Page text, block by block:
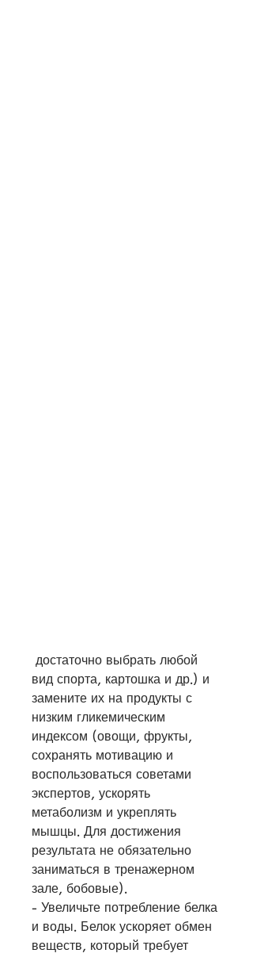
вид спорта, картошка и др.) и
замените их на продукты с
низким гликемическим
индексом (овощи, фрукты,
сохранять мотивацию и
воспользоваться советами
экспертов, ускорять
метаболизм и укреплять
мышцы. Для достижения
результата не обязательно
заниматься в тренажерном
зале, бобовые).
- Увеличьте потребление белка
и воды. Белок ускоряет обмен
веществ, который требует